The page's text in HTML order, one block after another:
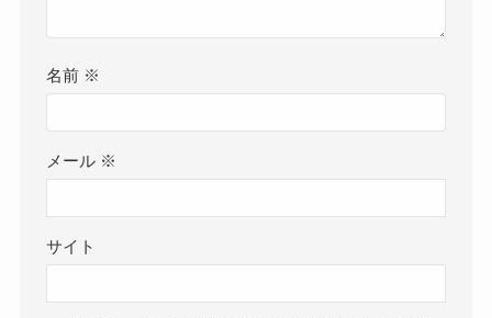
名前 ※
メール ※
サイト